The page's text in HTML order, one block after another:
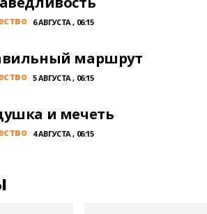
6 АВГУСТА , 06:15
маршрут
5 АВГУСТА , 06:15
и мечеть
4 АВГУСТА , 06:15